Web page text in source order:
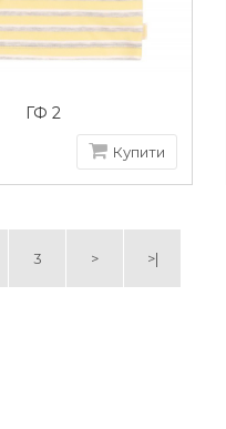
ГФ 2
Купити
3 > >|